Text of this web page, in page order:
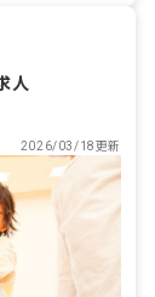
人
2026/03/18更新